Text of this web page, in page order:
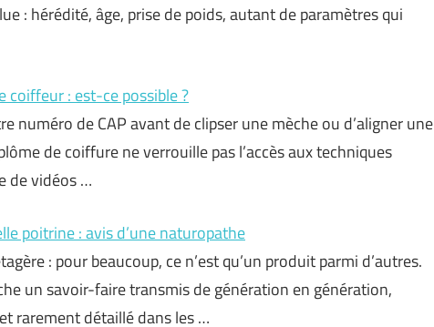
: hérédité, âge, prise de poids, autant de paramètres qui
coiffeur : est-ce possible ?
numéro de CAP avant de clipser une mèche ou d’aligner une
de coiffure ne verrouille pas l’accès aux techniques
de vidéos …
poitrine : avis d’une naturopathe
: pour beaucoup, ce n’est qu’un produit parmi d’autres.
un savoir-faire transmis de génération en génération,
rarement détaillé dans les …